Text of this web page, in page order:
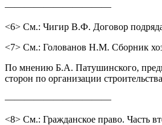
———————————
<6> См.: Чигир В.Ф. Договор подряда
<7> См.: Голованов Н.М. Сборник
По мнению Б.А. Патушинского,
сторон по организации
———————————
<8> См.: Гражданское право. Часть